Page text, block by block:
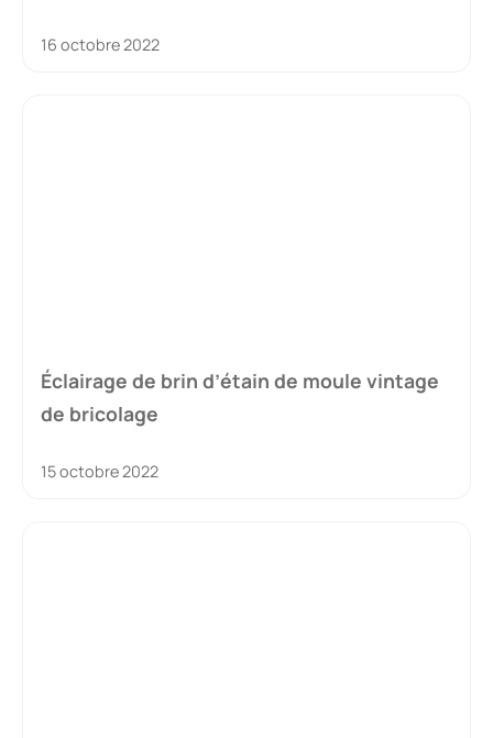
16 octobre 2022
Éclairage de brin d’étain de moule vintage
de bricolage
15 octobre 2022